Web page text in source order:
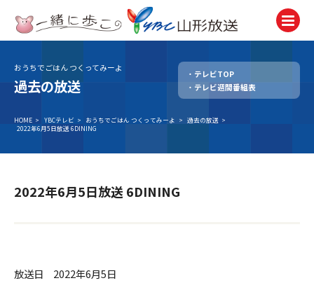
ラジオ
Radio
おうちでごはん つくってみーよ
過去の放送
テレビTOP
テレビ週間番組表
HOME > YBCテレビ > おうちでごはん つくってみーよ > 過去の放送 >
2022年6月5日放送 6DINING
2022年6月5日放送 6DINING
放送日 2022年6月5日